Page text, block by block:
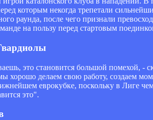
которым некогда трепетали
раунда, после чего признали
на пользу перед стартовым
это становится большой помехой, -
хорошо делаем свою работу, создаем
еврокубке, поскольку в Лиге
это".